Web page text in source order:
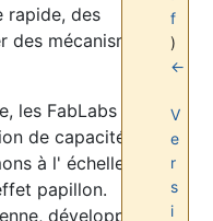
f
)
←
V
e
r
s
i
rapide, des
mécanismes
les FabLabs créent
de capacités à
à l' échelle locale
papillon.
développement